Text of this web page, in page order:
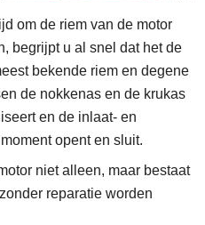
om de riem van de motor
begrijpt u al snel dat het de
bekende riem en degene
de nokkenas en de krukas
en de inlaat- en
opent en sluit.
niet alleen, maar bestaat
reparatie worden